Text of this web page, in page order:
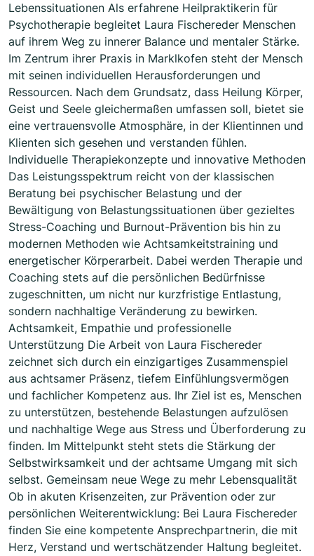
Lebenssituationen Als erfahrene Heilpraktikerin für
Psychotherapie begleitet Laura Fischereder Menschen
auf ihrem Weg zu innerer Balance und mentaler Stärke.
Im Zentrum ihrer Praxis in Marklkofen steht der Mensch
mit seinen individuellen Herausforderungen und
Ressourcen. Nach dem Grundsatz, dass Heilung Körper,
Geist und Seele gleichermaßen umfassen soll, bietet sie
eine vertrauensvolle Atmosphäre, in der Klientinnen und
Klienten sich gesehen und verstanden fühlen.
Individuelle Therapiekonzepte und innovative Methoden
Das Leistungsspektrum reicht von der klassischen
Beratung bei psychischer Belastung und der
Bewältigung von Belastungssituationen über gezieltes
Stress-Coaching und Burnout-Prävention bis hin zu
modernen Methoden wie Achtsamkeitstraining und
energetischer Körperarbeit. Dabei werden Therapie und
Coaching stets auf die persönlichen Bedürfnisse
zugeschnitten, um nicht nur kurzfristige Entlastung,
sondern nachhaltige Veränderung zu bewirken.
Achtsamkeit, Empathie und professionelle
Unterstützung Die Arbeit von Laura Fischereder
zeichnet sich durch ein einzigartiges Zusammenspiel
aus achtsamer Präsenz, tiefem Einfühlungsvermögen
und fachlicher Kompetenz aus. Ihr Ziel ist es, Menschen
zu unterstützen, bestehende Belastungen aufzulösen
und nachhaltige Wege aus Stress und Überforderung zu
finden. Im Mittelpunkt steht stets die Stärkung der
Selbstwirksamkeit und der achtsame Umgang mit sich
selbst. Gemeinsam neue Wege zu mehr Lebensqualität
Ob in akuten Krisenzeiten, zur Prävention oder zur
persönlichen Weiterentwicklung: Bei Laura Fischereder
finden Sie eine kompetente Ansprechpartnerin, die mit
Herz, Verstand und wertschätzender Haltung begleitet.